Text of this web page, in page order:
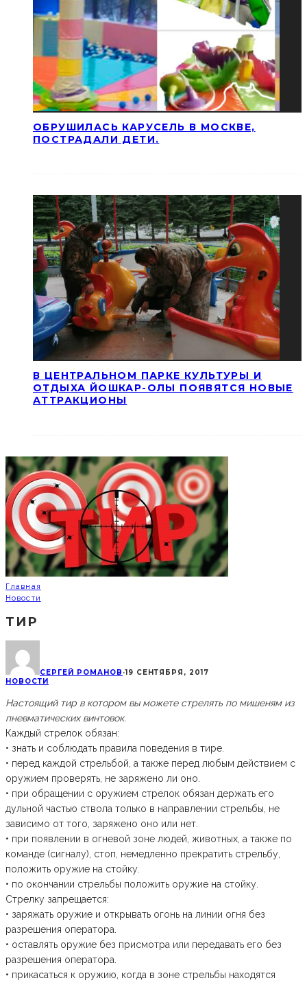
ОБРУШИЛАСЬ КАРУСЕЛЬ В МОСКВЕ,
ПОСТРАДАЛИ ДЕТИ.
В ЦЕНТРАЛЬНОМ ПАРКЕ КУЛЬТУРЫ И
ОТДЫХА ЙОШКАР-ОЛЫ ПОЯВЯТСЯ НОВЫЕ
АТТРАКЦИОНЫ
Главная
Новости
ТИР
СЕРГЕЙ РОМАНОВ ·19 СЕНТЯБРЯ, 2017
НОВОСТИ
Настоящий тир в котором вы можете стрелять по мишеням из
пневматических винтовок.
Каждый стрелок обязан:
• знать и соблюдать правила поведения в тире.
• перед каждой стрельбой, а также перед любым действием с
оружием проверять, не заряжено ли оно.
• при обращении с оружием стрелок обязан держать его
дульной частью ствола только в направлении стрельбы, не
зависимо от того, заряжено оно или нет.
• при появлении в огневой зоне людей, животных, а также по
команде (сигналу), стоп, немедленно прекратить стрельбу,
положить оружие на стойку.
• по окончании стрельбы положить оружие на стойку.
Стрелку запрещается:
• заряжать оружие и открывать огонь на линии огня без
разрешения оператора.
• оставлять оружие без присмотра или передавать его без
разрешения оператора.
• прикасаться к оружию, когда в зоне стрельбы находятся